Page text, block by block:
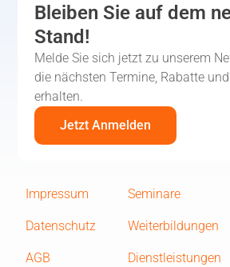
Bleiben Sie auf dem
Stand!
Melde Sie sich jetzt zu unserem
die nächsten Termine, Rabatte
erhalten.
Jetzt Anmelden
Impressum
Datenschutz
AGB
Seminare
Weiterbildungen
Dienstleistungen